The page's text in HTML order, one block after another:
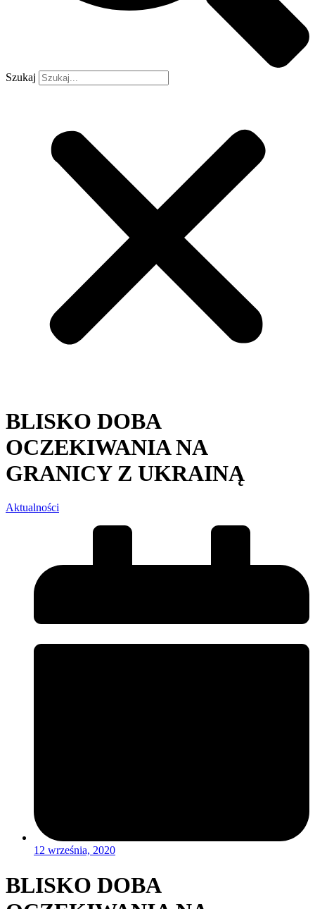
Szukaj
BLISKO DOBA
OCZEKIWANIA NA
GRANICY Z UKRAINĄ
Aktualności
12 września, 2020
BLISKO DOBA